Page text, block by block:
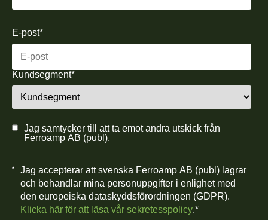
E-post*
Kundsegment*
Jag samtycker till att ta emot andra utskick från
Ferroamp AB (publ).
Jag accepterar att svenska Ferroamp AB (publ) lagrar
och behandlar mina personuppgifter i enlighet med
den europeiska dataskyddsförordningen (GDPR).
Klicka här för att läsa vår sekretesspolicy.*